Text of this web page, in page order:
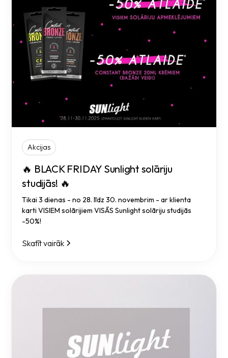
Akcijas
🔥 BLACK FRIDAY Sunlight solāriju
studijās! 🔥
Tikai 3 dienas - no 28. līdz 30. novembrim - ar klienta
karti VISIEM solārijiem VISĀS Sunlight solāriju studijās
-50%!
Skatīt vairāk